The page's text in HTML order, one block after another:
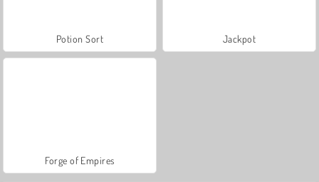
Potion Sort Jackpot
Forge of Empires